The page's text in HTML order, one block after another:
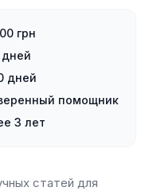
грн
дней
дней
помощник
3 лет
статей для